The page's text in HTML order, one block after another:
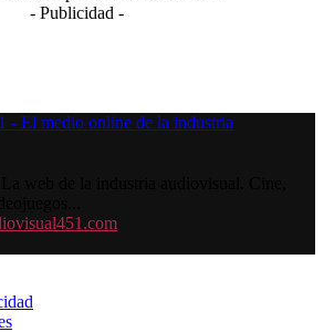
- Publicidad -